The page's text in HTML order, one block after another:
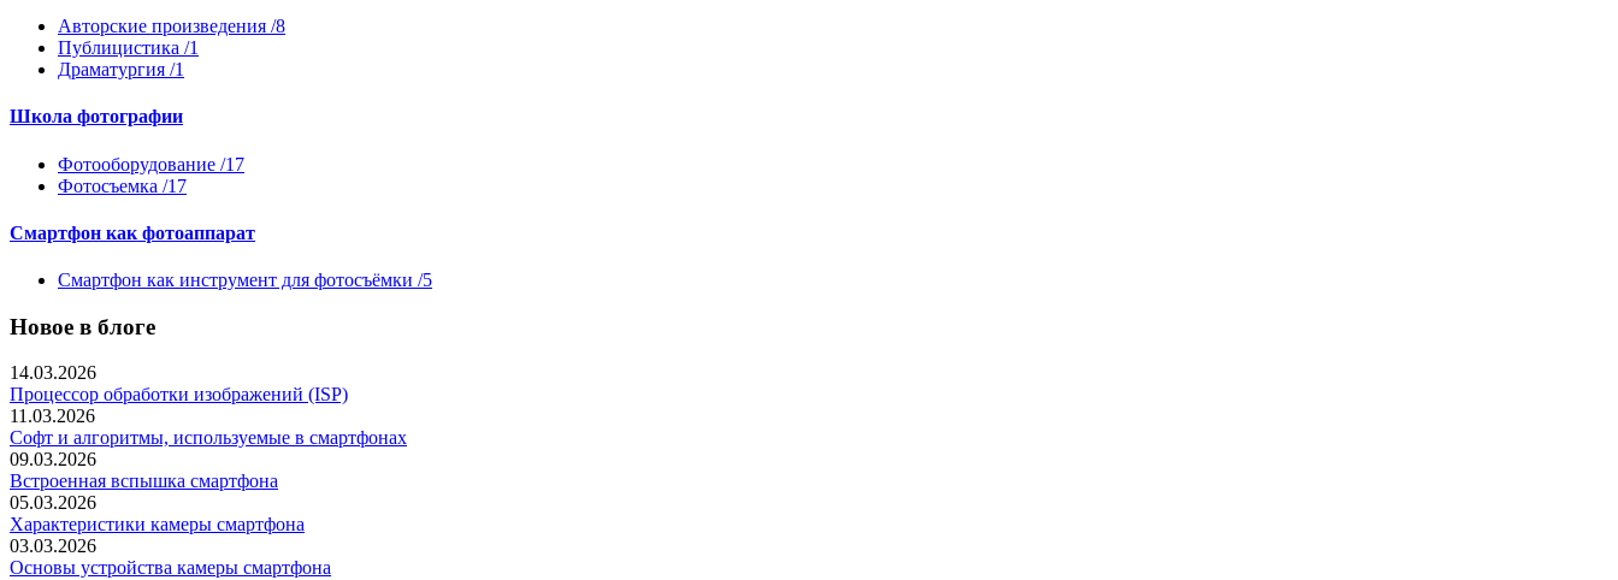
Авторские произведения /8
Публицистика /1
Драматургия /1
Школа фотографии
Фотооборудование /17
Фотосъемка /17
Смартфон как фотоаппарат
Смартфон как инструмент для фотосъёмки /5
Новое в блоге
14.03.2026
Процессор обработки изображений (ISP)
11.03.2026
Софт и алгоритмы, используемые в смартфонах
09.03.2026
Встроенная вспышка смартфона
05.03.2026
Характеристики камеры смартфона
03.03.2026
Основы устройства камеры смартфона